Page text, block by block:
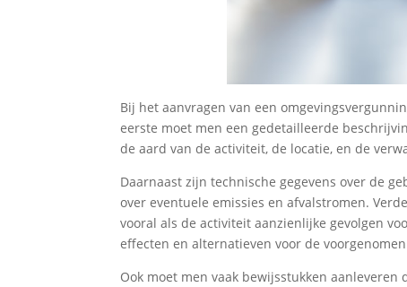
Bij het aanvragen van een
eerste moet men een gedetailleerde
de aard van de activiteit, de locatie, en de
Daarnaast zijn technische gegevens over de
over eventuele emissies en afvalstromen.
vooral als de activiteit aanzienlijke gevolgen
effecten en alternatieven voor de
Ook moet men vaak bewijsstukken